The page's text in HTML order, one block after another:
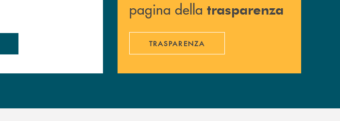
pagina della trasparenza
TRASPARENZA